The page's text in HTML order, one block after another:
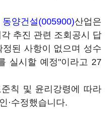
동양건설(005900)산업은
추진 관련 조회공시 답
된 사항이 없으며 성수
실시할 예정"이라고 27
칙 및 윤리강령에 따라
·수정했습니다.